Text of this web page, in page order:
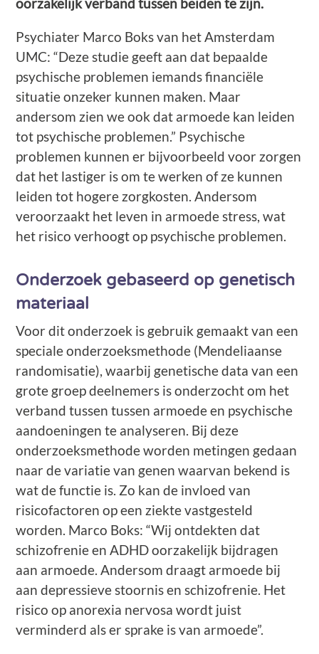
oorzakelijk verband tussen beiden te zijn.
Psychiater Marco Boks van het Amsterdam
UMC: “Deze studie geeft aan dat bepaalde
psychische problemen iemands financiële
situatie onzeker kunnen maken. Maar
andersom zien we ook dat armoede kan leiden
tot psychische problemen.” Psychische
problemen kunnen er bijvoorbeeld voor zorgen
dat het lastiger is om te werken of ze kunnen
leiden tot hogere zorgkosten. Andersom
veroorzaakt het leven in armoede stress, wat
het risico verhoogt op psychische problemen.
Onderzoek gebaseerd op genetisch
materiaal
Voor dit onderzoek is gebruik gemaakt van een
speciale onderzoeksmethode (Mendeliaanse
randomisatie), waarbij genetische data van een
grote groep deelnemers is onderzocht om het
verband tussen tussen armoede en psychische
aandoeningen te analyseren. Bij deze
onderzoeksmethode worden metingen gedaan
naar de variatie van genen waarvan bekend is
wat de functie is. Zo kan de invloed van
risicofactoren op een ziekte vastgesteld
worden. Marco Boks: “Wij ontdekten dat
schizofrenie en ADHD oorzakelijk bijdragen
aan armoede. Andersom draagt armoede bij
aan depressieve stoornis en schizofrenie. Het
risico op anorexia nervosa wordt juist
verminderd als er sprake is van armoede”.